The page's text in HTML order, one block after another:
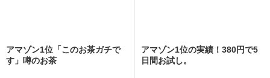
アマゾン1位「このお茶ガチで
す」噂のお茶
アマゾン1位の実績！380円で5
日間お試し。